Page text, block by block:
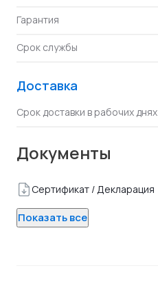
Гарантия
Срок службы
Доставка
Срок доставки в рабочих днях
Документы
Сертификат / Декларация
Показать все